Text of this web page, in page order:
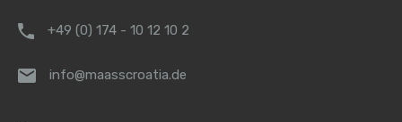
+49 (0) 174 - 10 12 10 2
info@maasscroatia.de